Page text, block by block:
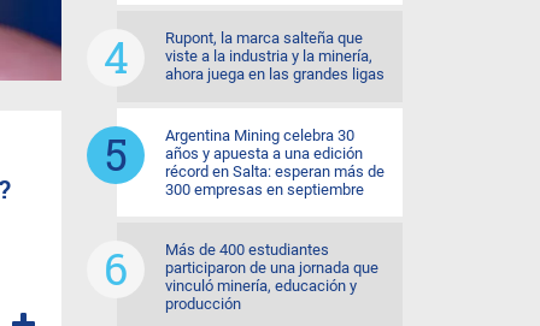
Rupont, la marca salteña que
viste a la industria y la minería,
ahora juega en las grandes ligas
Argentina Mining celebra 30
años y apuesta a una edición
récord en Salta: esperan más de
300 empresas en septiembre
Más de 400 estudiantes
participaron de una jornada que
vinculó minería, educación y
producción